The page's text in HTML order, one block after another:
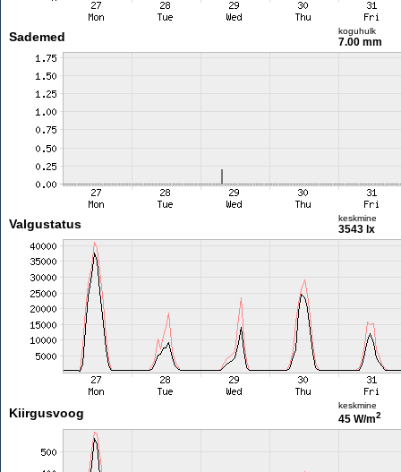
Sademed koguhulk
7.00 mm
Valgustatus keskmine
3543 lx
Kiirgusvoog
keskmine
45 W/m2